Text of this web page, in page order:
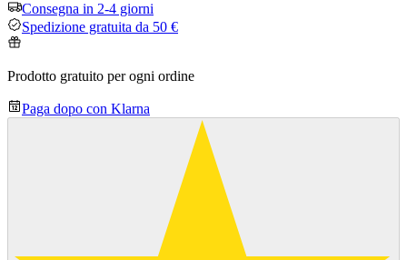
Consegna in 2-4 giorni
Spedizione gratuita da 50 €
Prodotto gratuito per ogni ordine
Paga dopo con Klarna